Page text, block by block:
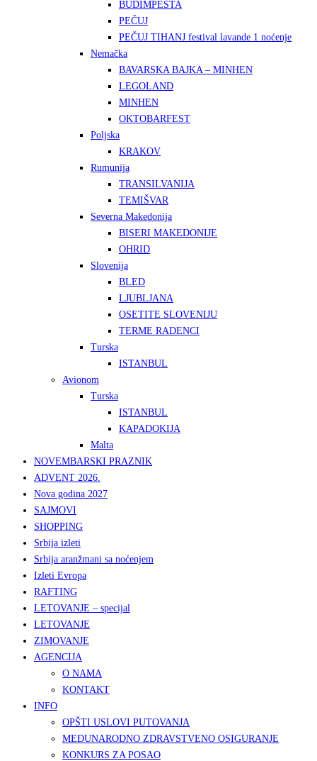
BUDIMPEŠTA
PEČUJ
PEČUJ TIHANJ festival lavande 1 noćenje
Nemačka
BAVARSKA BAJKA – MINHEN
LEGOLAND
MINHEN
OKTOBARFEST
Poljska
KRAKOV
Rumunija
TRANSILVANIJA
TEMIŠVAR
Severna Makedonija
BISERI MAKEDONIJE
OHRID
Slovenija
BLED
LJUBLJANA
OSETITE SLOVENIJU
TERME RADENCI
Turska
ISTANBUL
Avionom
Turska
ISTANBUL
KAPADOKIJA
Malta
NOVEMBARSKI PRAZNIK
ADVENT 2026.
Nova godina 2027
SAJMOVI
SHOPPING
Srbija izleti
Srbija aranžmani sa noćenjem
Izleti Evropa
RAFTING
LETOVANJE – specijal
LETOVANJE
ZIMOVANJE
AGENCIJA
O NAMA
KONTAKT
INFO
OPŠTI USLOVI PUTOVANJA
MEĐUNARODNO ZDRAVSTVENO OSIGURANJE
KONKURS ZA POSAO